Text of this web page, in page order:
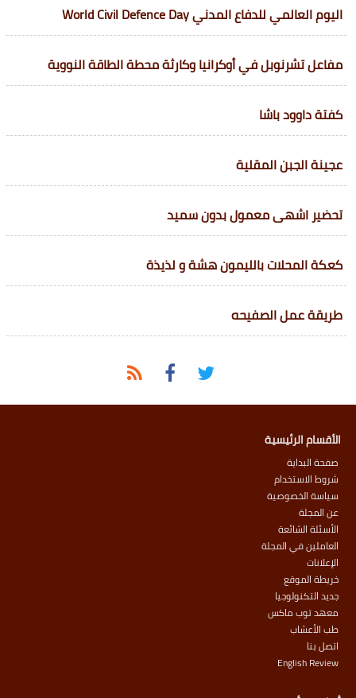
اليوم العالمي للدفاع المدني World Civil Defence Day
مفاعل تشرنوبل في أوكرانيا وكارثة محطة الطاقة النووية
كفتة داوود باشا
عجينة الجبن المقلية
تحضير اشهى معمول بدون سميد
كعكة المحلات بالليمون هشة و لذيذة
طريقة عمل الصفيحه
الأقسام الرئيسية
صفحة البداية
شروط الاستخدام
سياسة الخصوصية
عن المجلة
الأسئلة الشائعة
العاملين في المجلة
الإعلانات
خريطة الموقع
جديد التكنولوجيا
معهد توب ماكس
طب الأعشاب
اتصل بنا
English Review